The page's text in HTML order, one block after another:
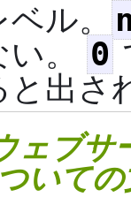
ル。
。 0
と出さ
ェブサ
いて